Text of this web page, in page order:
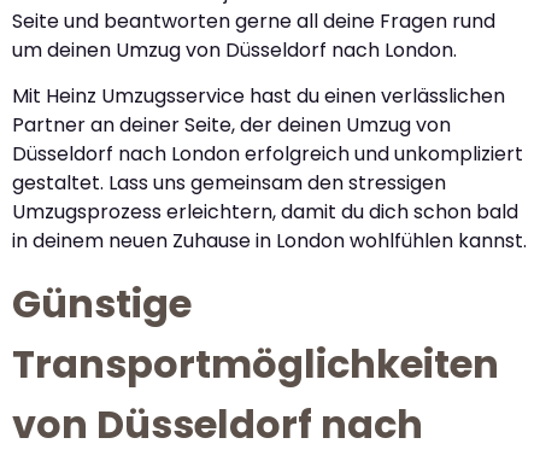
Seite und beantworten gerne all deine Fragen rund
um deinen Umzug von Düsseldorf nach London.
Mit Heinz Umzugsservice hast du einen verlässlichen
Partner an deiner Seite, der deinen Umzug von
Düsseldorf nach London erfolgreich und unkompliziert
gestaltet. Lass uns gemeinsam den stressigen
Umzugsprozess erleichtern, damit du dich schon bald
in deinem neuen Zuhause in London wohlfühlen kannst.
Günstige
Transportmöglichkeiten
von Düsseldorf nach